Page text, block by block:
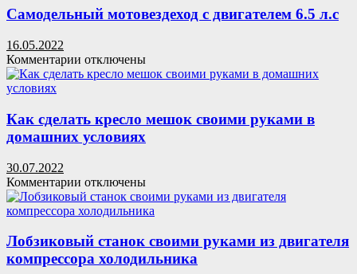
холодного
копчения
своими
руками
Самодельный мотовездеход с двигателем 6.5 л.с
16.05.2022
Комментарии к
записи
с
двигателем
6.5
отключены
Как сделать кресло мешок своими руками в
домашних условиях
30.07.2022
Комментарии к
записи
Как
кресло
своими
отключены
Лобзиковый станок своими руками из двигателя
компрессора холодильника